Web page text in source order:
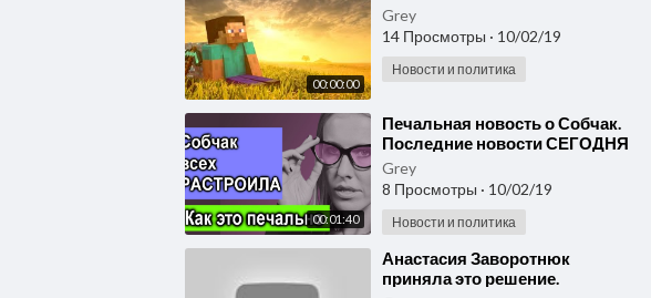
00:00:00
Grey
14 Просмотры · 10/02/19
Новости и политика
00:01:40
⁣Печальная новость о Собчак.
Последние новости СЕГОДНЯ
. #собчак #sobchak
Grey
8 Просмотры · 10/02/19
Новости и политика
⁣Анастасия Заворотнюк
приняла это решение.